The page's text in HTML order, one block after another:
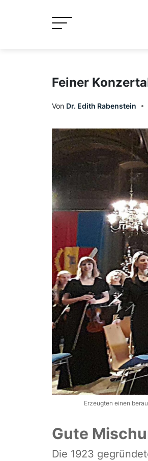
Feiner
Von Dr. Edith Rabenstein
Erzeugten einen
Gute
Die 1923